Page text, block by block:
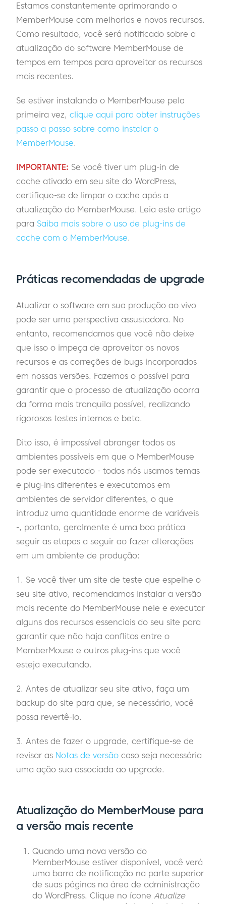
Estamos constantemente aprimorando o
MemberMouse com melhorias e novos recursos.
Como resultado, você será notificado sobre a
atualização do software MemberMouse de
tempos em tempos para aproveitar os recursos
mais recentes.
Se estiver instalando o MemberMouse pela
primeira vez, clique aqui para obter instruções
passo a passo sobre como instalar o
MemberMouse.
IMPORTANTE: Se você tiver um plug-in de
cache ativado em seu site do WordPress,
certifique-se de limpar o cache após a
atualização do MemberMouse. Leia este artigo
para Saiba mais sobre o uso de plug-ins de
cache com o MemberMouse.
Práticas recomendadas de upgrade
Atualizar o software em sua produção ao vivo
pode ser uma perspectiva assustadora. No
entanto, recomendamos que você não deixe
que isso o impeça de aproveitar os novos
recursos e as correções de bugs incorporados
em nossas versões. Fazemos o possível para
garantir que o processo de atualização ocorra
da forma mais tranquila possível, realizando
rigorosos testes internos e beta.
Dito isso, é impossível abranger todos os
ambientes possíveis em que o MemberMouse
pode ser executado - todos nós usamos temas
e plug-ins diferentes e executamos em
ambientes de servidor diferentes, o que
introduz uma quantidade enorme de variáveis
-, portanto, geralmente é uma boa prática
seguir as etapas a seguir ao fazer alterações
em um ambiente de produção:
1. Se você tiver um site de teste que espelhe o
seu site ativo, recomendamos instalar a versão
mais recente do MemberMouse nele e executar
alguns dos recursos essenciais do seu site para
garantir que não haja conflitos entre o
MemberMouse e outros plug-ins que você
esteja executando.
2. Antes de atualizar seu site ativo, faça um
backup do site para que, se necessário, você
possa revertê-lo.
3. Antes de fazer o upgrade, certifique-se de
revisar as Notas de versão caso seja necessária
uma ação sua associada ao upgrade.
Atualização do MemberMouse para
a versão mais recente
Quando uma nova versão do
MemberMouse estiver disponível, você verá
uma barra de notificação na parte superior
de suas páginas na área de administração
do WordPress. Clique no ícone Atualize